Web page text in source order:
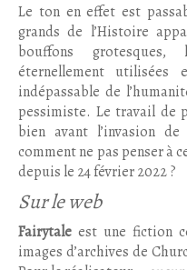
Le ton en effet est
grands de l’Histoire
bouffons
éternellement utilisées
indépassable de
pessimiste. Le travail de
bien avant l’invasion
comment ne pas penser à
depuis le 24 février 2022 ?
Sur le web
Fairytale est une fiction
images d’archives de